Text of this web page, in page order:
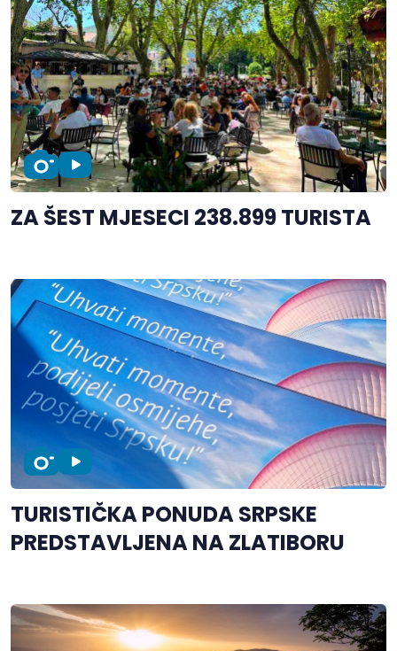
ZA ŠEST MJESECI 238.899 TURISTA
TURISTIČKA PONUDA SRPSKE
PREDSTAVLJENA NA ZLATIBORU